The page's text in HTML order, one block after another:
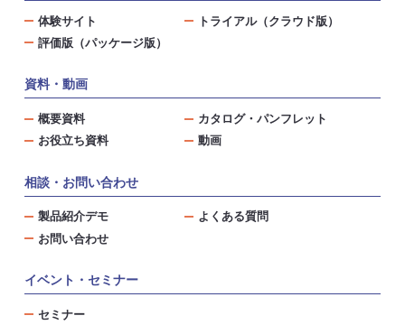
体験サイト
トライアル（クラウド版）
評価版（パッケージ版）
資料・動画
概要資料
カタログ・パンフレット
お役立ち資料
動画
相談・お問い合わせ
製品紹介デモ
よくある質問
お問い合わせ
イベント・セミナー
セミナー